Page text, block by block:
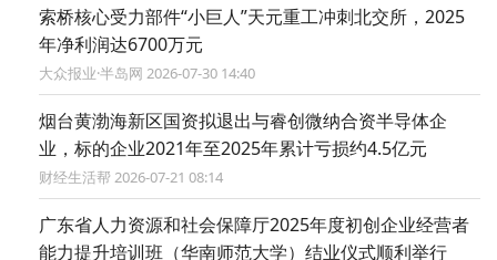
索桥核心受力部件“小巨人”天元重工冲刺北交所，2025
年净利润达6700万元
大众报业·半岛网 2026-07-30 14:40
烟台黄渤海新区国资拟退出与睿创微纳合资半导体企
业，标的企业2021年至2025年累计亏损约4.5亿元
财经生活帮 2026-07-21 08:14
广东省人力资源和社会保障厅2025年度初创企业经营者
能力提升培训班（华南师范大学）结业仪式顺利举行